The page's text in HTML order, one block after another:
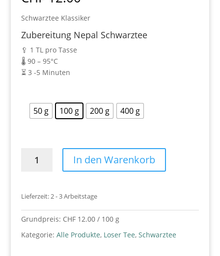
Schwarztee Klassiker
Zubereitung Nepal Schwarztee
🥄 1 TL pro Tasse
🌡️ 90 – 95°C
⏳ 3 -5 Minuten
50 g 100 g 200 g 400 g
Kanchanjangha
Menge
In den Warenkorb
Lieferzeit:2 - 3 Arbeitstage
Grundpreis: CHF12.00/ 100 g
Kategorie: Alle Produkte, Loser Tee, Schwarztee